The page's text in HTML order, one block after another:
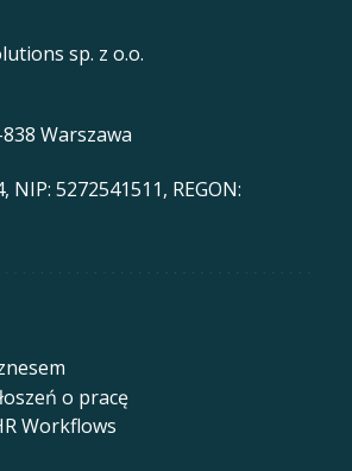
sp. z o.o.
Warszawa
NIP: 5272541511, REGON:
o pracę
Workflows